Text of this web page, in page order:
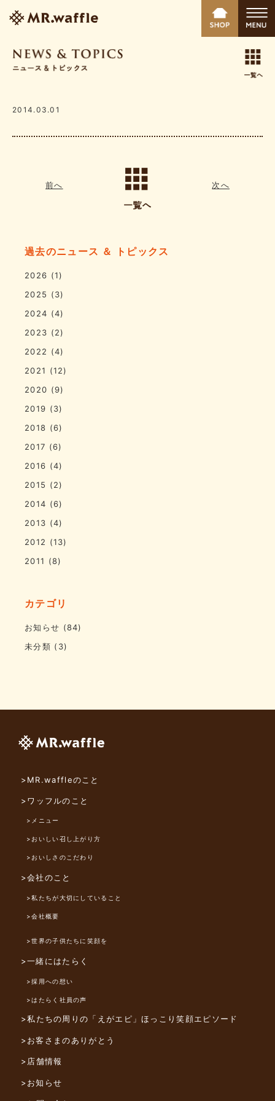
2014.03.01
前へ 次へ
過去のニュース ＆ トピックス
2026 (1)
2025 (3)
2024 (4)
2023 (2)
2022 (4)
2021 (12)
2020 (9)
2019 (3)
2018 (6)
2017 (6)
2016 (4)
2015 (2)
2014 (6)
2013 (4)
2012 (13)
2011 (8)
カテゴリ
お知らせ (84)
未分類 (3)
>MR.waffleのこと
>ワッフルのこと
>メニュー
>おいしい召し上がり方
>おいしさのこだわり
>会社のこと
>私たちが大切にしていること
>会社概要
>世界の子供たちに笑顔を
>一緒にはたらく
>採用への想い
>はたらく社員の声
>私たちの周りの「えがエピ」ほっこり笑顔エピソード
>お客さまのありがとう
>店舗情報
>お知らせ